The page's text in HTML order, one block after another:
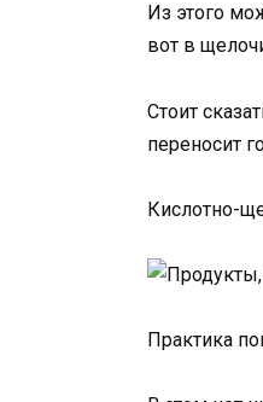
Из этого
вот в
Стоит
переносит
Кислотно-
Практика